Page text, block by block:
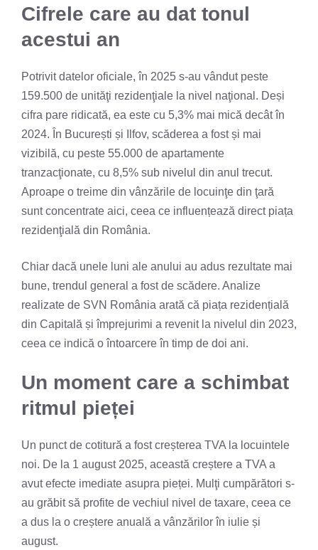
Cifrele care au dat tonul
acestui an
Potrivit datelor oficiale, în 2025 s-au vândut peste
159.500 de unităţi rezidenţiale la nivel naţional. Deși
cifra pare ridicată, ea este cu 5,3% mai mică decât în
2024. În București și Ilfov, scăderea a fost și mai
vizibilă, cu peste 55.000 de apartamente
tranzacţionate, cu 8,5% sub nivelul din anul trecut.
Aproape o treime din vânzările de locuinţe din ţară
sunt concentrate aici, ceea ce influențează direct piața
rezidenţială din România.
Chiar dacă unele luni ale anului au adus rezultate mai
bune, trendul general a fost de scădere. Analize
realizate de SVN România arată că piața rezidențială
din Capitală și împrejurimi a revenit la nivelul din 2023,
ceea ce indică o întoarcere în timp de doi ani.
Un moment care a schimbat
ritmul pieței
Un punct de cotitură a fost creșterea TVA la locuintele
noi. De la 1 august 2025, această creștere a TVA a
avut efecte imediate asupra pieței. Mulţi cumpărători s-
au grăbit să profite de vechiul nivel de taxare, ceea ce
a dus la o creștere anuală a vânzărilor în iulie și
august.